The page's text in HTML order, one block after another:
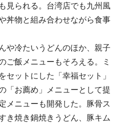
見られる。台湾店でも九州風
丼物と組み合わせながら食事
や冷たいうどんのほか、親子
ご飯メニューもそろえる。ミ
セットにした「幸福セット」
「お薦め」メニューとして提
メニューも開発した。豚骨ス
き焼き鍋焼きうどん、豚キム